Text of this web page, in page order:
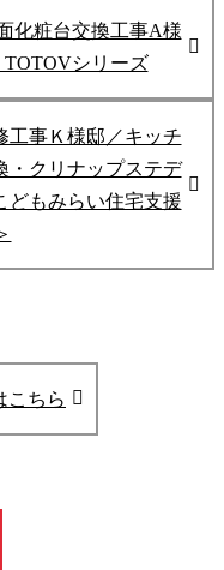
化粧台交換工事A様
シリーズ
工事Ｋ様邸／キッチ
・クリナップステデ
どもみらい住宅支援
こちら